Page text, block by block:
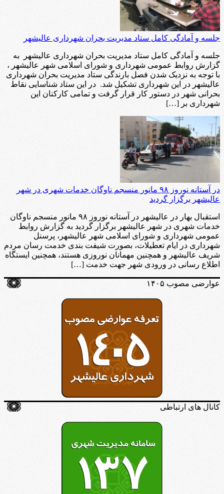
جلسه و آمادگی کامل ستاد مدیریت بحران شهرداری عالیشهر
جلسه و آمادگی کامل ستاد مدیریت بحران شهرداری عالیشهر به
گزارش روابط عمومی شهرداری و شورای اسلامی شهر عالیشهر ،
با توجه به نزدیک شدن فصل بارندگی ستاد مدیریت بحران شهرداری
عالیشهر در این شهرداری تشکیل شد. در این ستاد شناسایی نقاط
بحرانی شهر در دستور کار قرار گرفت و تمامی کارکنان این
شهرداری بر […]
در آستانه نوروز ۹۸ مانور منسجم ناوگان خدمات شهری در شهر
عالیشهر برگزار گردید
استقبال بهار در عالیشهر در آستانه نوروز ۹۸ مانور منسجم ناوگان
خدمات شهری در شهر عالیشهر برگزار گردید به گزارش روابط
عمومی شهرداری و شورای اسلامی شهر عالیشهر، پرسنل
شهرداری در ایام تعطیلات، بصورت شیفت بندی خدمت رسان مردم
شریف عالیشهر و همچنین مهمانان نوروزی هستند، همچنین ایستگاه
اطلاع رسانی در ورودی شهر جهت خدمت […]
عوارضی مصوب ۱۴۰۵
کانال های ارتباطی